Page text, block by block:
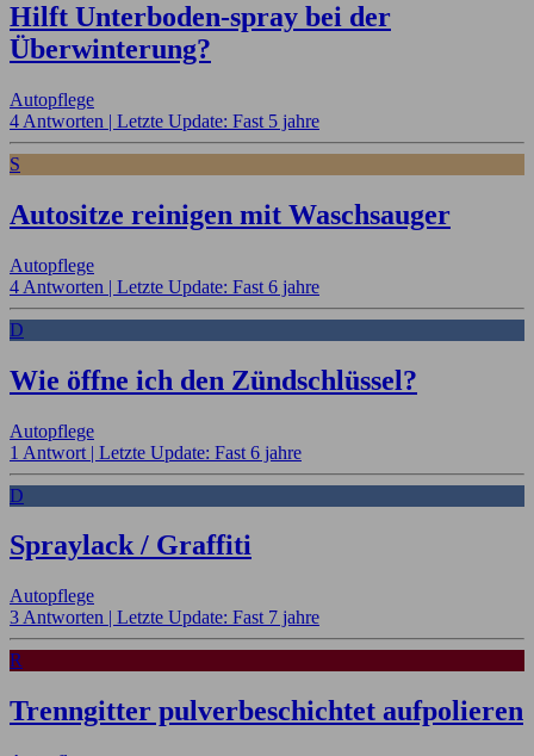
Hilft Unterboden-spray bei der
Überwinterung?
Autopflege
4 Antworten | Letzte Update: Fast 5 jahre
S
Autositze reinigen mit Waschsauger
Autopflege
4 Antworten | Letzte Update: Fast 6 jahre
D
Wie öffne ich den Zündschlüssel?
Autopflege
1 Antwort | Letzte Update: Fast 6 jahre
D
Spraylack / Graffiti
Autopflege
3 Antworten | Letzte Update: Fast 7 jahre
R
Trenngitter pulverbeschichtet aufpolieren